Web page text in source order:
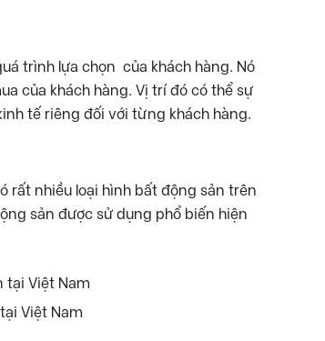
trình lựa chọn của khách hàng. Nó
của khách hàng. Vị trí đó có thể sự
tế riêng đối với từng khách hàng.
rất nhiều loại hình bất động sản trên
sản được sử dụng phổ biến hiện
Việt Nam